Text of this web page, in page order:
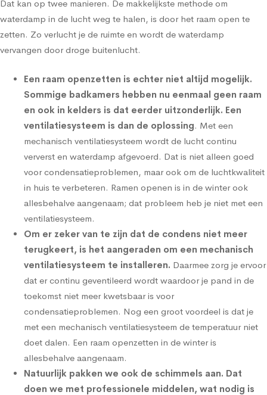
Dat kan op twee manieren. De makkelijkste methode om
waterdamp in de lucht weg te halen, is door het raam open te
zetten. Zo verlucht je de ruimte en wordt de waterdamp
vervangen door droge buitenlucht.
Een raam openzetten is echter niet altijd mogelijk.
Sommige badkamers hebben nu eenmaal geen raam
en ook in kelders is dat eerder uitzonderlijk. Een
ventilatiesysteem is dan de oplossing. Met een
mechanisch ventilatiesysteem wordt de lucht continu
ververst en waterdamp afgevoerd. Dat is niet alleen goed
voor condensatieproblemen, maar ook om de luchtkwaliteit
in huis te verbeteren. Ramen openen is in de winter ook
allesbehalve aangenaam; dat probleem heb je niet met een
ventilatiesysteem.
Om er zeker van te zijn dat de condens niet meer
terugkeert, is het aangeraden om een mechanisch
ventilatiesysteem te installeren. Daarmee zorg je ervoor
dat er continu geventileerd wordt waardoor je pand in de
toekomst niet meer kwetsbaar is voor
condensatieproblemen. Nog een groot voordeel is dat je
met een mechanisch ventilatiesysteem de temperatuur niet
doet dalen. Een raam openzetten in de winter is
allesbehalve aangenaam.
Natuurlijk pakken we ook de schimmels aan. Dat
doen we met professionele middelen, wat nodig is